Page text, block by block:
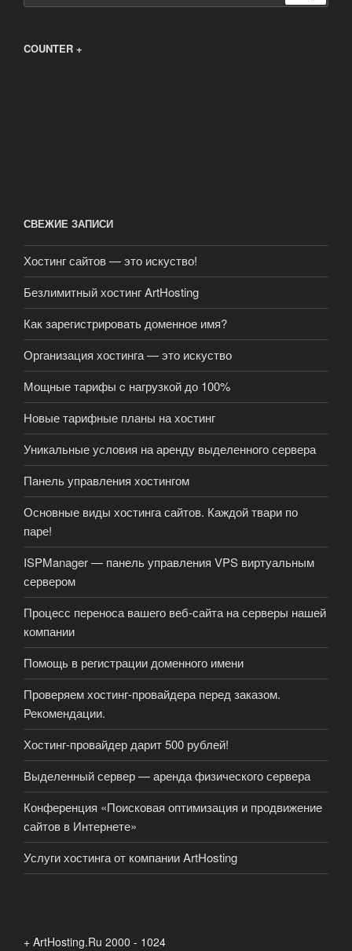
COUNTER +
СВЕЖИЕ ЗАПИСИ
Хостинг сайтов — это искуство!
Безлимитный хостинг ArtHosting
Как зарегистрировать доменное имя?
Организация хостинга — это искуство
Мощные тарифы c нагрузкой до 100%
Новые тарифные планы на хостинг
Уникальные условия на аренду выделенного сервера
Панель управления хостингом
Основные виды хостинга сайтов. Каждой твари по
паре!
ISPManager — панель управления VPS виртуальным
сервером
Процесс переноса вашего веб-сайта на серверы нашей
компании
Помощь в регистрации доменного имени
Проверяем хостинг-провайдера перед заказом.
Рекомендации.
Хостинг-провайдер дарит 500 рублей!
Выделенный сервер — аренда физического сервера
Конференция «Поисковая оптимизация и продвижение
сайтов в Интернете»
Услуги хостинга от компании ArtHosting
+ ArtHosting.Ru 2000 - 1024